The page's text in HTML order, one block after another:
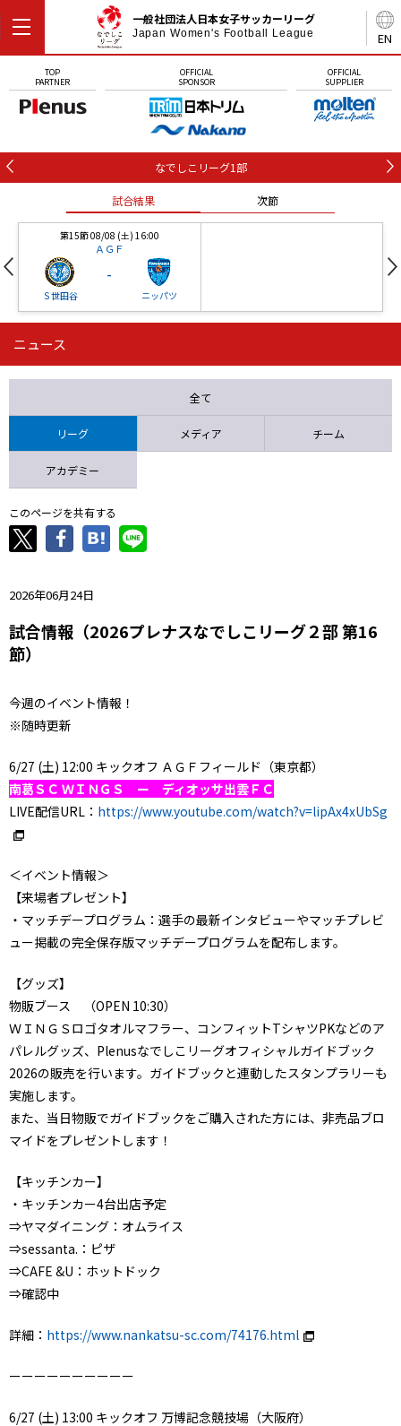
EN
一般社団法人日本女子サッカーリーグ
Japan Women's Football League
TOP
PARTNER
OFFICIAL
SPONSOR
OFFICIAL
SUPPLIER
なでしこリーグ1部
試合結果 次節
第15節 08/08 (土) 16:00
ＡＧＦ
Ｓ世田谷
-
ニッパツ
第16節 09/05 (土) 15:00
ニッパツ 石人の星
ニュース
全て
リーグ メディア チーム
アカデミー
このページを共有する
2026年06月24日
試合情報（2026プレナスなでしこリーグ２部 第16
節）
今週のイベント情報！
※随時更新
6/27 (土) 12:00 キックオフ ＡＧＦフィールド（東京都）
南葛ＳＣ ＷＩＮＧＳ ー ディオッサ出雲ＦＣ
LIVE配信URL： https://www.youtube.com/watch?v=lipAx4xUbSg
＜イベント情報＞
【来場者プレゼント】
・マッチデープログラム：選手の最新インタビューやマッチプレビ
ュー掲載の完全保存版マッチデープログラムを配布します。
【グッズ】
物販ブース （OPEN 10:30）
ＷＩＮＧＳロゴタオルマフラー、コンフィットTシャツPKなどのア
パレルグッズ、Plenusなでしこリーグオフィシャルガイドブック
2026の販売を行います。ガイドブックと連動したスタンプラリーも
実施します。
また、当日物販でガイドブックをご購入された方には、非売品ブロ
マイドをプレゼントします！
【キッチンカー】
・キッチンカー4台出店予定
⇒ヤマダイニング：オムライス
⇒sessanta.：ピザ
⇒CAFE &U：ホットドック
⇒確認中
詳細： https://www.nankatsu-sc.com/74176.html
ーーーーーーーーーー
6/27 (土) 13:00 キックオフ 万博記念競技場（大阪府）